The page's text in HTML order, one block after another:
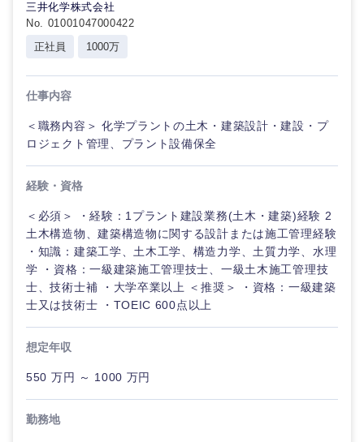
三井化学株式会社
No. 01001047000422
正社員
1000万
仕事内容
＜職務内容＞ 化学プラントの土木・建築設計・建設・プ
ロジェクト管理、プラント設備保全
経験・資格
＜必須＞ ・経験：1プラント建設業務(土木・建築)経験 2
土木構造物、建築構造物に関する設計または施工管理経験
・知識：建築工学、土木工学、構造力学、土質力学、水理
学 ・資格：一級建築施工管理技士、一級土木施工管理技
士、技術士補 ・大学卒業以上 ＜推奨＞ ・資格：一級建築
士又は技術士 ・TOEIC 600点以上
想定年収
550 万円 ～ 1000 万円
勤務地